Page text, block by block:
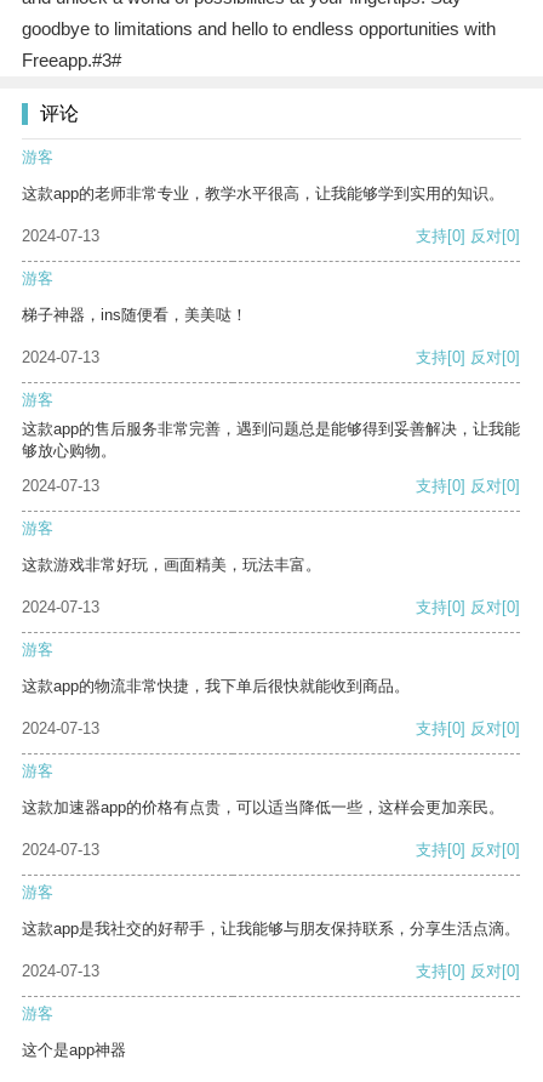
goodbye to limitations and hello to endless opportunities with
Freeapp.#3#
评论
游客
这款app的老师非常专业，教学水平很高，让我能够学到实用的知识。
2024-07-13 支持[0] 反对[0]
游客
梯子神器，ins随便看，美美哒！
2024-07-13 支持[0] 反对[0]
游客
这款app的售后服务非常完善，遇到问题总是能够得到妥善解决，让我能
够放心购物。
2024-07-13
支持[0] 反对[0]
游客
这款游戏非常好玩，画面精美，玩法丰富。
2024-07-13 支持[0] 反对[0]
游客
这款app的物流非常快捷，我下单后很快就能收到商品。
2024-07-13 支持[0] 反对[0]
游客
这款加速器app的价格有点贵，可以适当降低一些，这样会更加亲民。
2024-07-13 支持[0] 反对[0]
游客
这款app是我社交的好帮手，让我能够与朋友保持联系，分享生活点滴。
2024-07-13 支持[0] 反对[0]
游客
这个是app神器